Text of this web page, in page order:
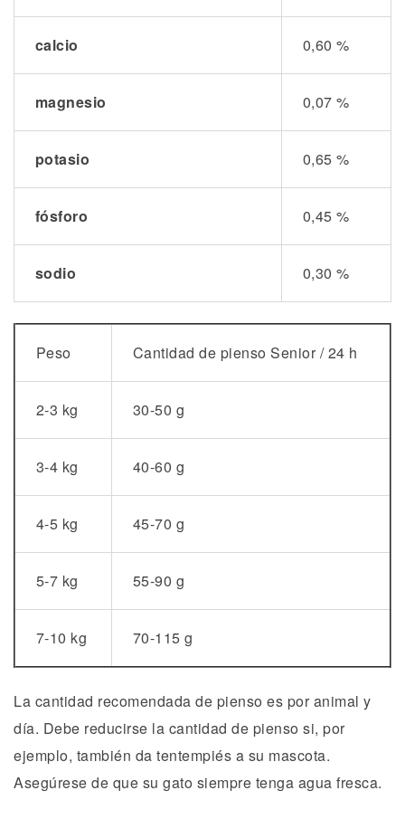
calcio 0,60 %
magnesio 0,07 %
potasio 0,65 %
fósforo 0,45 %
sodio 0,30 %
Peso Cantidad de pienso Senior / 24 h
2-3 kg 30-50 g
3-4 kg 40-60 g
4-5 kg 45-70 g
5-7 kg 55-90 g
7-10 kg 70-115 g
La cantidad recomendada de pienso es por animal y
día. Debe reducirse la cantidad de pienso si, por
ejemplo, también da tentempiés a su mascota.
Asegúrese de que su gato siempre tenga agua fresca.